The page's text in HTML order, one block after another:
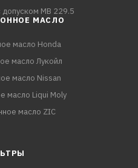
MB 229.5
МАСЛО
масло Honda
масло Лукойл
масло Nissan
масло Liqui Moly
масло ZIC